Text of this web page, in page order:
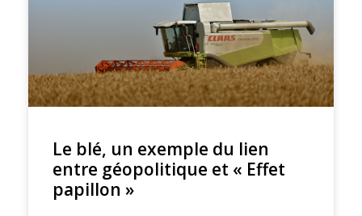
Le blé, un exemple du lien
entre géopolitique et « Effet
papillon »